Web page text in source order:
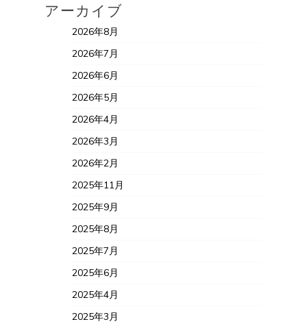
アーカイブ
2026年8月
2026年7月
2026年6月
2026年5月
2026年4月
2026年3月
2026年2月
2025年11月
2025年9月
2025年8月
2025年7月
2025年6月
2025年4月
2025年3月